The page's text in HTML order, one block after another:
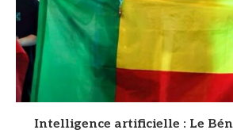
Intelligence artificielle : Le